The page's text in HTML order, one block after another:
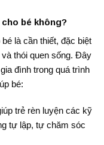
bé không?
là cần thiết, đặc biệt
thói quen sống. Đây
đình trong quá trình
bé:
trẻ rèn luyện các kỹ
tự lập, tự chăm sóc